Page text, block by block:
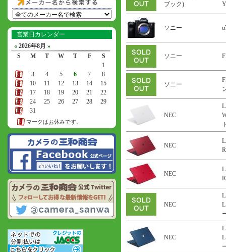
営業日カレンダー
« 2026年8月 »
S
M T W T F
S
1
2
3 4 5 6 7
8
9
10 11 12 13 14
15
16
17 18 19 20 21
22
23
24 25 26 27 28
29
30
31
マークはお休みです。
ブック)
ソニー
ソニー
ソニー
NEC
NEC
NEC
NEC
NEC